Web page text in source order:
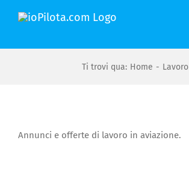
Ti trovi qua: Home - Lavoro
Annunci e offerte di lavoro in aviazione.